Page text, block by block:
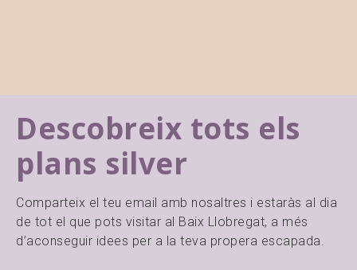
Descobreix tots els
plans silver
Comparteix el teu email amb nosaltres i estaràs al dia
de tot el que pots visitar al Baix Llobregat, a més
d’aconseguir idees per a la teva propera escapada.